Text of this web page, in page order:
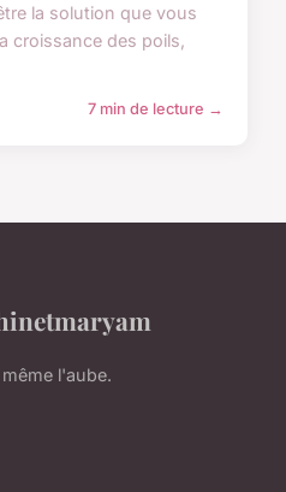
la solution que vous
croissance des poils,
7 min de lecture →
l'aube.